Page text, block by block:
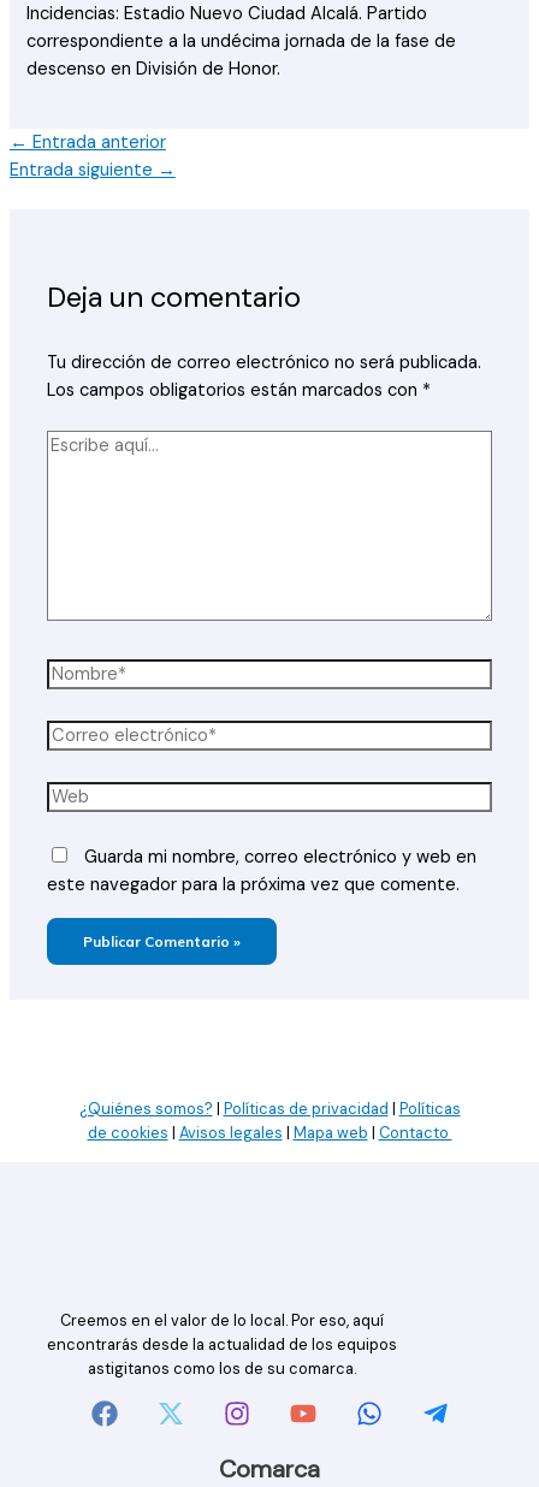
Incidencias: Estadio Nuevo Ciudad Alcalá. Partido
correspondiente a la undécima jornada de la fase de
descenso en División de Honor.
← Entrada anterior
Entrada siguiente →
Deja un comentario
Tu dirección de correo electrónico no será publicada.
Los campos obligatorios están marcados con *
Escribe
Nombre*
Correo
Web
Guarda mi nombre, correo electrónico y web en
este navegador para la próxima vez que comente.
¿Quiénes somos? | Políticas de privacidad | Políticas
de cookies | Avisos legales | Mapa web | Contacto
Creemos en el valor de lo local. Por eso, aquí
encontrarás desde la actualidad de los equipos
astigitanos como los de su comarca.
Comarca